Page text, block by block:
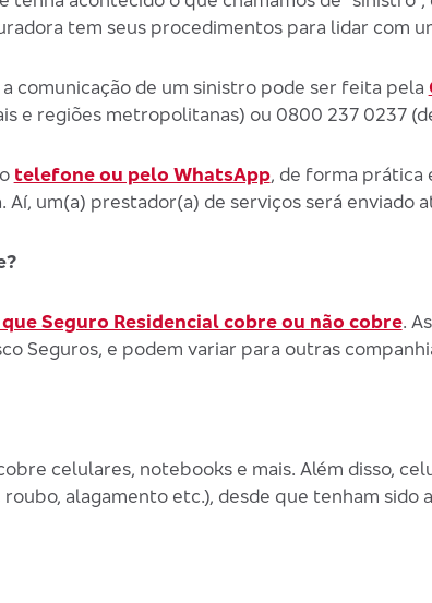
tem seus procedimentos para lidar com
comunicação de um sinistro pode ser feita pela
e regiões metropolitanas) ou 0800 237 0237
telefone ou pelo WhatsApp, de forma prática
um(a) prestador(a) de serviços será enviado
Seguro Residencial cobre ou não cobre.
Seguros, e podem variar para outras
celulares, notebooks e mais. Além disso,
alagamento etc.), desde que tenham sido